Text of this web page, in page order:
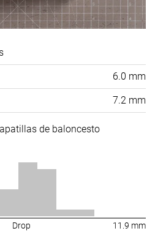
6.0 mm
7.2 mm
de baloncesto
Drop 11.9 mm